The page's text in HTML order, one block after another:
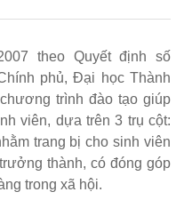
theo Quyết định số
phủ, Đại học Thành
trình đào tạo giúp
viên, dựa trên 3 trụ cột:
trang bị cho sinh viên
thành, có đóng góp
trong xã hội.